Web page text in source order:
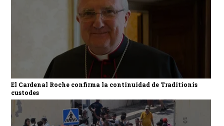
El Cardenal Roche confirma la continuidad de Traditionis
custodes